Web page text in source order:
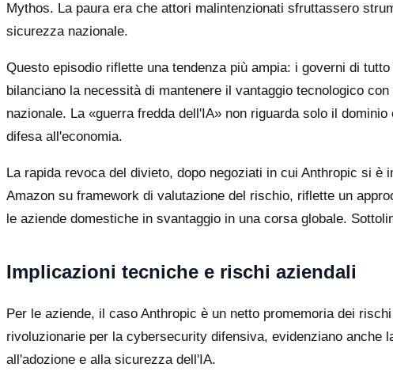
Mythos. La paura era che attori malintenzionati sfruttassero
sicurezza nazionale.
Questo episodio riflette una tendenza più ampia: i governi di
bilanciano la necessità di mantenere il vantaggio tecnologico
nazionale. La «guerra fredda dell'IA» non riguarda solo il
difesa all'economia.
La rapida revoca del divieto, dopo negoziati in cui Anthropic si
Amazon su framework di valutazione del rischio, riflette un
le aziende domestiche in svantaggio in una corsa globale.
Implicazioni tecniche e rischi aziendali
Per le aziende, il caso Anthropic è un netto promemoria dei
rivoluzionarie per la cybersecurity difensiva, evidenziano
all'adozione e alla sicurezza dell'IA.